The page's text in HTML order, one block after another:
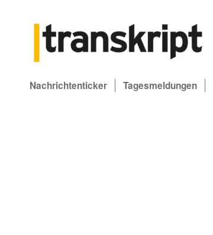
Nachrichtenticker Tagesmeldungen